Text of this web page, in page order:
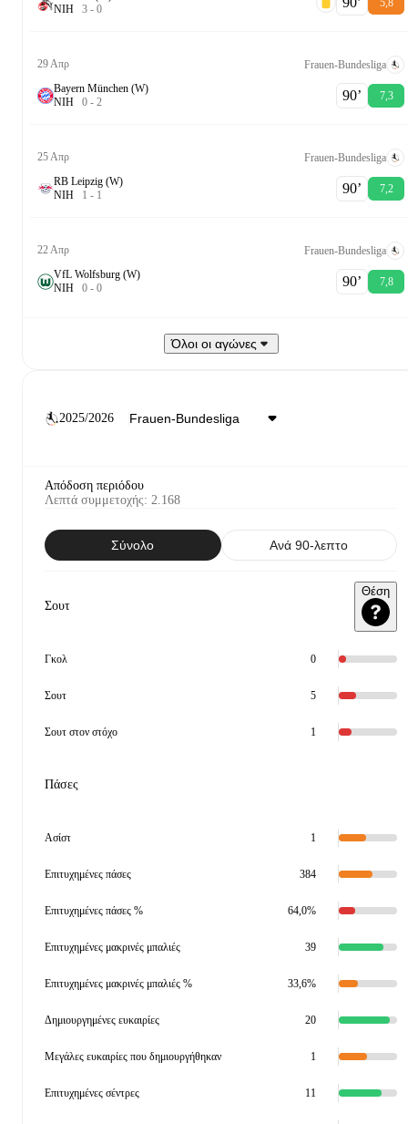
ΝΙΗ 3 - 0 5,8
29 Απρ
Frauen-Bundesliga
Bayern München (W)
ΝΙΗ 0 - 2 90‎’‎ 7,3
25 Απρ
Frauen-Bundesliga
RB Leipzig (W)
ΝΙΗ 1 - 1 90‎’‎ 7,2
22 Απρ
Frauen-Bundesliga
VfL Wolfsburg (W)
ΝΙΗ 0 - 0 90‎’‎ 7,8
Όλοι οι αγώνες
2025/2026
Απόδοση περιόδου
Λεπτά συμμετοχής: 2.168
Σύνολο Ανά 90-λεπτο
Σουτ
Θέση
Γκολ 0
Σουτ 5
Σουτ στον στόχο 1
Πάσες
Ασίστ 1
Επιτυχημένες πάσες 384
Επιτυχημένες πάσες % 64,0%
Επιτυχημένες μακρινές μπαλιές 39
Επιτυχημένες μακρινές μπαλιές % 33,6%
Δημιουργημένες ευκαιρίες 20
Μεγάλες ευκαιρίες που δημιουργήθηκαν 1
Επιτυχημένες σέντρες 11